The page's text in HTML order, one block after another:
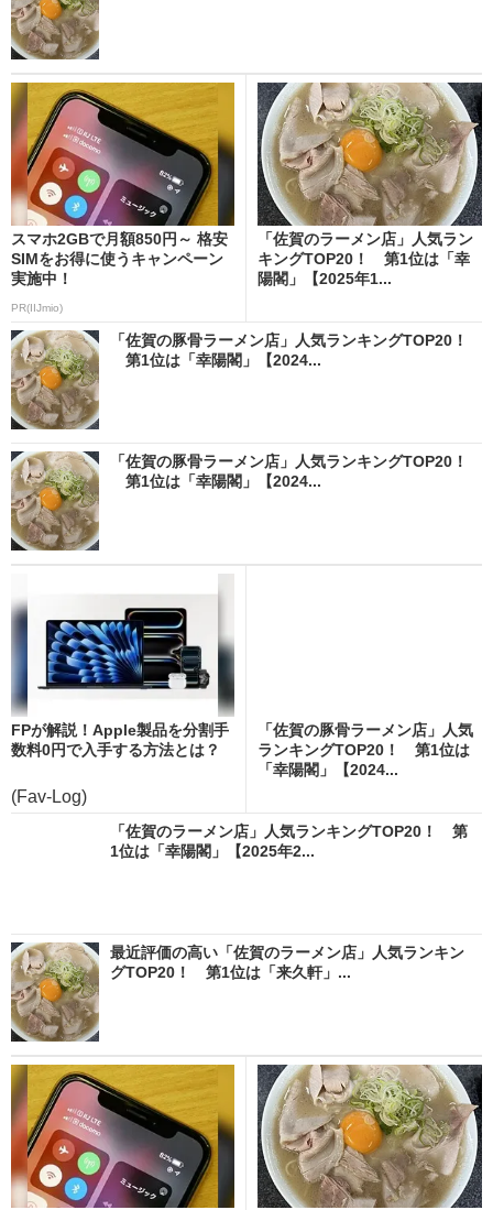
スマホ2GBで月額850円～ 格安
SIMをお得に使うキャンペーン
実施中！
PR(IIJmio)
「佐賀のラーメン店」人気ラン
キングTOP20！ 第1位は「幸
陽閣」【2025年1...
「佐賀の豚骨ラーメン店」人気ランキングTOP20！
第1位は「幸陽閣」【2024...
「佐賀の豚骨ラーメン店」人気ランキングTOP20！
第1位は「幸陽閣」【2024...
FPが解説！Apple製品を分割手
数料0円で入手する方法とは？
(Fav-Log)
「佐賀の豚骨ラーメン店」人気
ランキングTOP20！ 第1位は
「幸陽閣」【2024...
「佐賀のラーメン店」人気ランキングTOP20！ 第
1位は「幸陽閣」【2025年2...
最近評価の高い「佐賀のラーメン店」人気ランキン
グTOP20！ 第1位は「来久軒」...